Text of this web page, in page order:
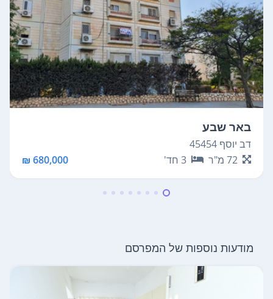
באר שבע
דב יוסף 45454
72 מ"ר 3 חד' 680,000 ₪
מודעות נוספות של המפרסם